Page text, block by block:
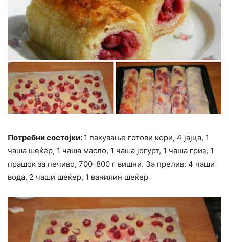
Потребни состојки: 1 пакување готови кори, 4 јајца, 1
чаша шеќер, 1 чаша масло, 1 чаша јогурт, 1 чаша гриз, 1
прашок за печиво, 700-800 г вишни. За прелив: 4 чаши
вода, 2 чаши шеќер, 1 ванилин шеќер